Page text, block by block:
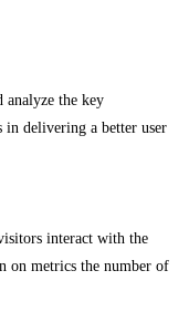
analyze the key
in delivering a better user
interact with the
on metrics the number of